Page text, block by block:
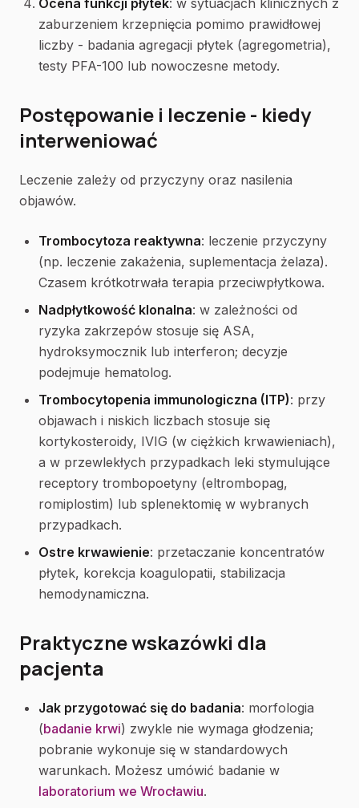
Ocena funkcji płytek: w sytuacjach klinicznych z
zaburzeniem krzepnięcia pomimo prawidłowej
liczby - badania agregacji płytek (agregometria),
testy PFA-100 lub nowoczesne metody.
Postępowanie i leczenie - kiedy
interweniować
Leczenie zależy od przyczyny oraz nasilenia
objawów.
Trombocytoza reaktywna: leczenie przyczyny
(np. leczenie zakażenia, suplementacja żelaza).
Czasem krótkotrwała terapia przeciwpłytkowa.
Nadpłytkowość klonalna: w zależności od
ryzyka zakrzepów stosuje się ASA,
hydroksymocznik lub interferon; decyzje
podejmuje hematolog.
Trombocytopenia immunologiczna (ITP): przy
objawach i niskich liczbach stosuje się
kortykosteroidy, IVIG (w ciężkich krwawieniach),
a w przewlekłych przypadkach leki stymulujące
receptory trombopoetyny (eltrombopag,
romiplostim) lub splenektomię w wybranych
przypadkach.
Ostre krwawienie: przetaczanie koncentratów
płytek, korekcja koagulopatii, stabilizacja
hemodynamiczna.
Praktyczne wskazówki dla
pacjenta
Jak przygotować się do badania: morfologia
(badanie krwi) zwykle nie wymaga głodzenia;
pobranie wykonuje się w standardowych
warunkach. Możesz umówić badanie w
laboratorium we Wrocławiu.